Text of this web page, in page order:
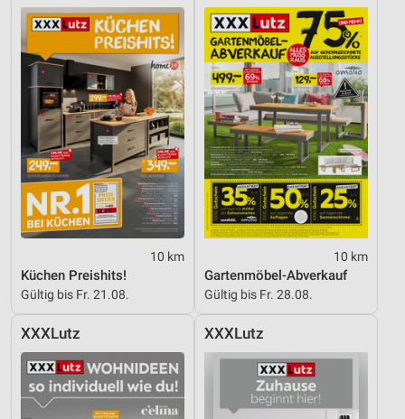
10 km
Küchen Preishits!
Gültig bis Fr. 21.08.
10 km
Gartenmöbel-Abverkauf
Gültig bis Fr. 28.08.
XXXLutz XXXLutz